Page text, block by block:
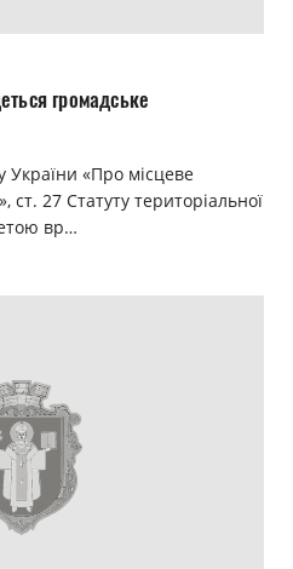
громадське
України «Про місцеве
ст. 27 Статуту територіальної
вр…